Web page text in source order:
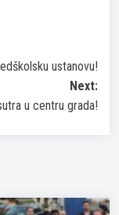
ustanovu!
Next:
u centru grada!